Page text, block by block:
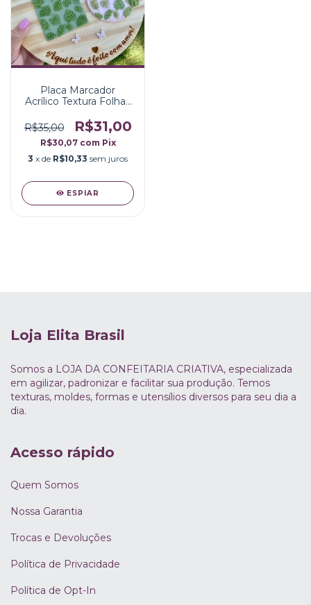
Placa Marcador
Acrílico Textura Folhas
R$35,00
R$31,00
R$30,07 com Pix
3 x de R$10,33 sem juros
ESPIAR
Loja Elita Brasil
Somos a LOJA DA CONFEITARIA CRIATIVA, especializada
em agilizar, padronizar e facilitar sua produção. Temos
texturas, moldes, formas e utensílios diversos para seu dia a
dia.
Acesso rápido
Quem Somos
Nossa Garantia
Trocas e Devoluções
Política de Privacidade
Política de Opt-In